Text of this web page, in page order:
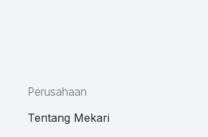
Perusahaan
Tentang Mekari